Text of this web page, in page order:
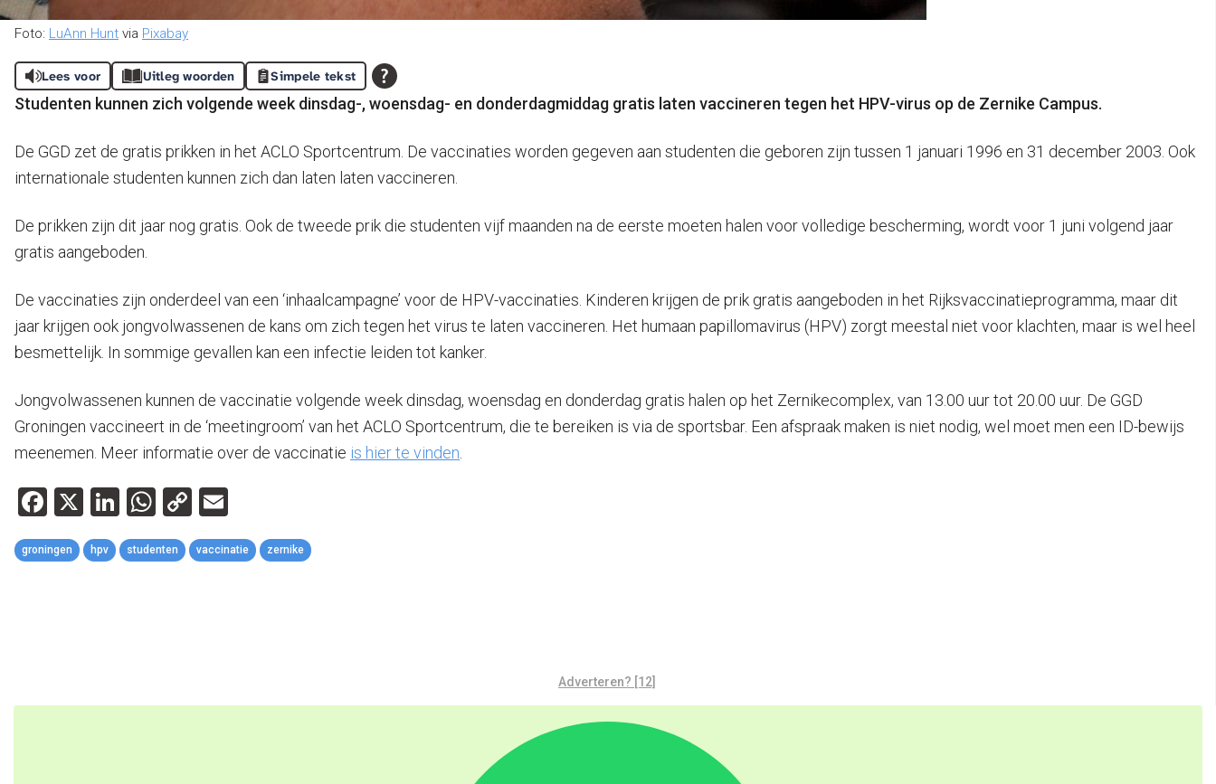
Foto: LuAnn Hunt via Pixabay
Lees voor Uitleg woorden Simpele tekst
Studenten kunnen zich volgende week dinsdag-, woensdag- en donderdagmiddag gratis laten vaccineren tegen het HPV-virus op de Zernike Campus.
De GGD zet de gratis prikken in het ACLO Sportcentrum. De vaccinaties worden gegeven aan studenten die geboren zijn tussen 1 januari 1996 en 31 december 2003. Ook
internationale studenten kunnen zich dan laten laten vaccineren.
De prikken zijn dit jaar nog gratis. Ook de tweede prik die studenten vijf maanden na de eerste moeten halen voor volledige bescherming, wordt voor 1 juni volgend jaar
gratis aangeboden.
De vaccinaties zijn onderdeel van een ‘inhaalcampagne’ voor de HPV-vaccinaties. Kinderen krijgen de prik gratis aangeboden in het Rijksvaccinatieprogramma, maar dit
jaar krijgen ook jongvolwassenen de kans om zich tegen het virus te laten vaccineren. Het humaan papillomavirus (HPV) zorgt meestal niet voor klachten, maar is wel heel
besmettelijk. In sommige gevallen kan een infectie leiden tot kanker.
Jongvolwassenen kunnen de vaccinatie volgende week dinsdag, woensdag en donderdag gratis halen op het Zernikecomplex, van 13.00 uur tot 20.00 uur. De GGD
Groningen vaccineert in de ‘meetingroom’ van het ACLO Sportcentrum, die te bereiken is via de sportsbar. Een afspraak maken is niet nodig, wel moet men een ID-bewijs
meenemen. Meer informatie over de vaccinatie is hier te vinden
Facebook
X LinkedIn
WhatsApp
Copy
Link
groningen hpv studenten vaccinatie zernike
Adverteren? [12]